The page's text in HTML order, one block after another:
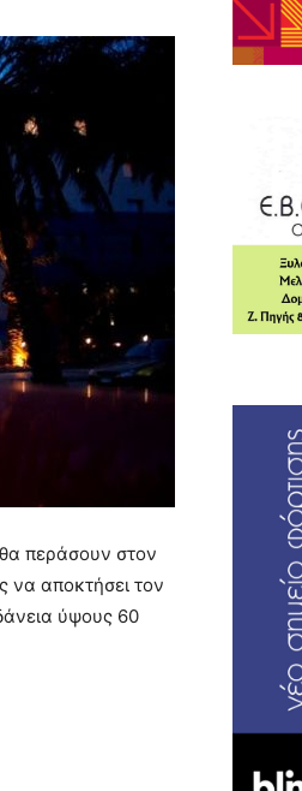
περάσουν στον
να αποκτήσει τον
ύψους 60